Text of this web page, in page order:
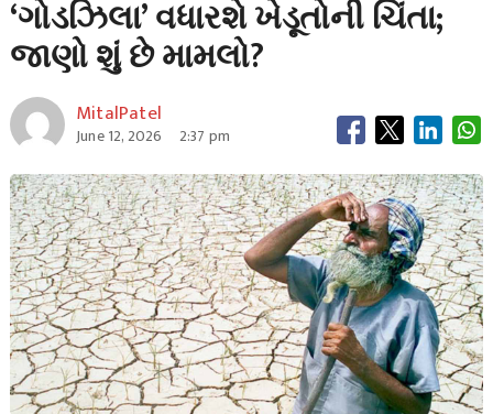
o
‘ગોડઝિલા’ વધારશે ખેડૂતોની ચિંતા;
જાણો શું છે મામલો?
MitalPatel
June 12, 2026 2:37 pm